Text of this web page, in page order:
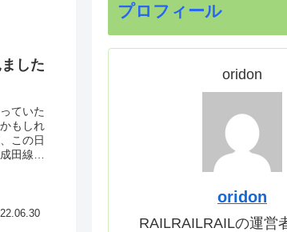
した
ていた
もしれ
この日
田線の
写真は
プロフィール
oridon
oridon
RAILRAILRAILの運営